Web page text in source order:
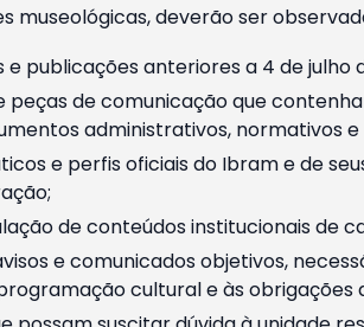
museológicas, deverão ser
publicações anteriores a 4 de
de comunicação que
administrativos, normativos e
e perfis oficiais do Ibram e de
de conteúdos institucionais de
e comunicados objetivos,
cultural e às obrigações